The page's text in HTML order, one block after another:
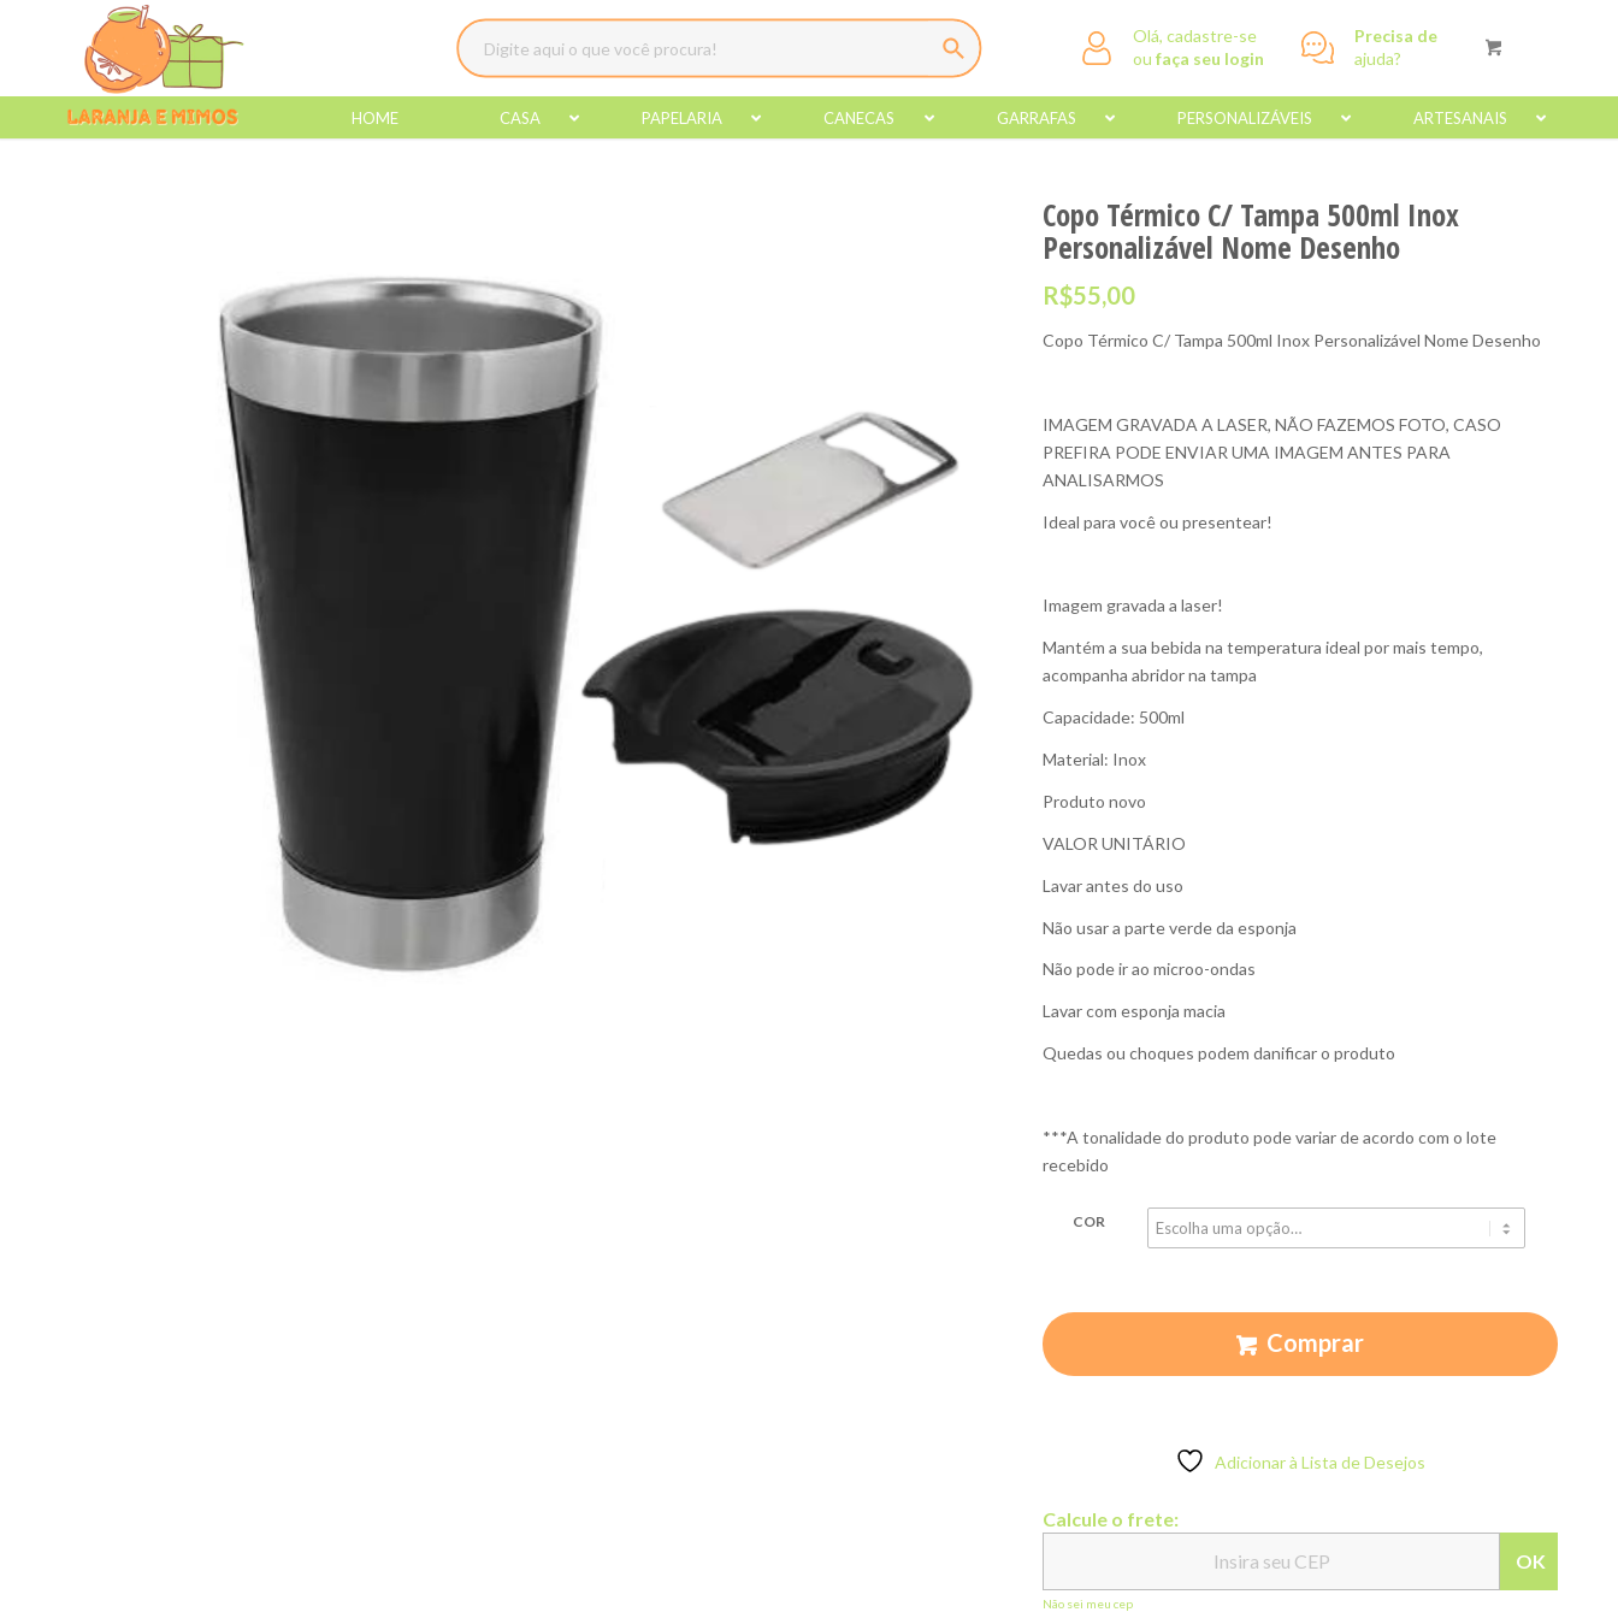
Olá, cadastre-se
oufaça seu login
Precisa de
ajuda?
HOME CASA PAPELARIA CANECAS GARRAFAS PERSONALIZÁVEIS ARTESANAIS
Copo Térmico C/ Tampa 500ml Inox
Personalizável Nome Desenho
R$55,00
Copo Térmico C/ Tampa 500ml Inox Personalizável Nome Desenho
IMAGEM GRAVADA A LASER, NÃO FAZEMOS FOTO, CASO
PREFIRA PODE ENVIAR UMA IMAGEM ANTES PARA
ANALISARMOS
Ideal para você ou presentear!
Imagem gravada a laser!
Mantém a sua bebida na temperatura ideal por mais tempo,
acompanha abridor na tampa
Capacidade: 500ml
Material: Inox
Produto novo
VALOR UNITÁRIO
Lavar antes do uso
Não usar a parte verde da esponja
Não pode ir ao microo-ondas
Lavar com esponja macia
Quedas ou choques podem danificar o produto
***A tonalidade do produto pode variar de acordo com o lote
recebido
COR
Comprar
Adicionar à Lista de Desejos
Calcule o frete:
OK
Não sei meu cep